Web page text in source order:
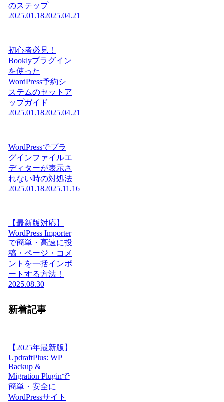
のステップ
2025.01.182025.04.21
初心者必見！
Booklyプラグイン
を使った
WordPress予約シ
ステムのセットア
ップガイド
2025.01.182025.04.21
WordPressでプラ
グインファイルエ
ディターが表示さ
れない時の対処法
2025.01.182025.11.16
【最新版対応】
WordPress Importer
で簡単・高速に投
稿・ページ・コメ
ントを一括インポ
ートする方法！
2025.08.30
新着記事
【2025年最新版】
UpdraftPlus: WP
Backup &
Migration Pluginで
簡単・安全に
WordPressサイト